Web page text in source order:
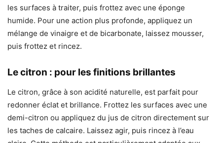
les surfaces à traiter, puis frottez avec une éponge
humide. Pour une action plus profonde, appliquez un
mélange de vinaigre et de bicarbonate, laissez mousser,
puis frottez et rincez.
Le citron : pour les finitions brillantes
Le citron, grâce à son acidité naturelle, est parfait pour
redonner éclat et brillance. Frottez les surfaces avec une
demi-citron ou appliquez du jus de citron directement sur
les taches de calcaire. Laissez agir, puis rincez à l’eau